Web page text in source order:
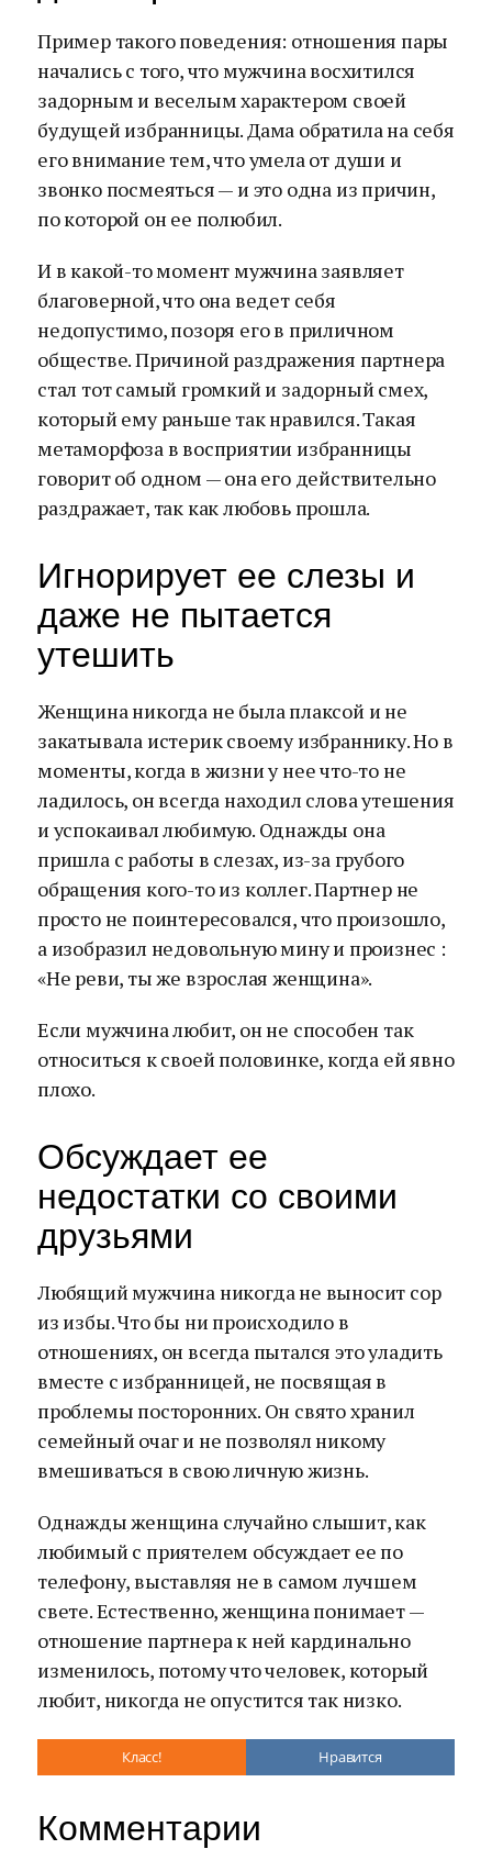
Пример такого поведения: отношения пары
начались с того, что мужчина восхитился
задорным и веселым характером своей
будущей избранницы. Дама обратила на себя
его внимание тем, что умела от души и
звонко посмеяться — и это одна из причин,
по которой он ее полюбил.
И в какой-то момент мужчина заявляет
благоверной, что она ведет себя
недопустимо, позоря его в приличном
обществе. Причиной раздражения партнера
стал тот самый громкий и задорный смех,
который ему раньше так нравился. Такая
метаморфоза в восприятии избранницы
говорит об одном — она его действительно
раздражает, так как любовь прошла.
Игнорирует ее слезы и
даже не пытается
утешить
Женщина никогда не была плаксой и не
закатывала истерик своему избраннику. Но в
моменты, когда в жизни у нее что-то не
ладилось, он всегда находил слова утешения
и успокаивал любимую. Однажды она
пришла с работы в слезах, из-за грубого
обращения кого-то из коллег. Партнер не
просто не поинтересовался, что произошло,
а изобразил недовольную мину и произнес :
«Не реви, ты же взрослая женщина».
Если мужчина любит, он не способен так
относиться к своей половинке, когда ей явно
плохо.
Обсуждает ее
недостатки со своими
друзьями
Любящий мужчина никогда не выносит сор
из избы. Что бы ни происходило в
отношениях, он всегда пытался это уладить
вместе с избранницей, не посвящая в
проблемы посторонних. Он свято хранил
семейный очаг и не позволял никому
вмешиваться в свою личную жизнь.
Однажды женщина случайно слышит, как
любимый с приятелем обсуждает ее по
телефону, выставляя не в самом лучшем
свете. Естественно, женщина понимает —
отношение партнера к ней кардинально
изменилось, потому что человек, который
любит, никогда не опустится так низко.
Класс! Нравится
Комментарии